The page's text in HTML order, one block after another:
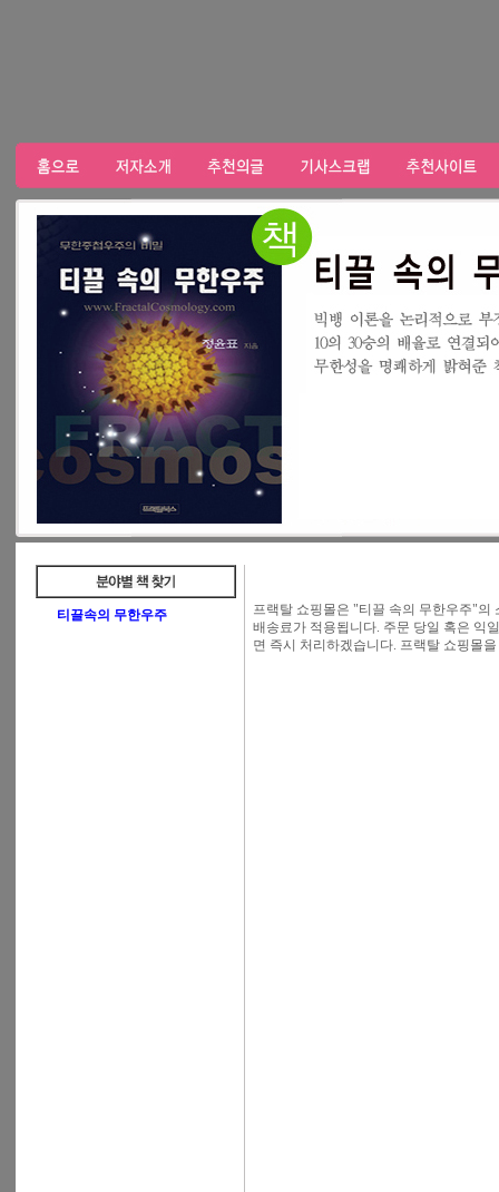
티끌속의 무한우주
프랙탈 쇼핑몰은 "티끌 속의 무한우주"의
배송료가 적용됩니다. 주문 당일 혹은 익
면 즉시 처리하겠습니다. 프랙탈 쇼핑몰